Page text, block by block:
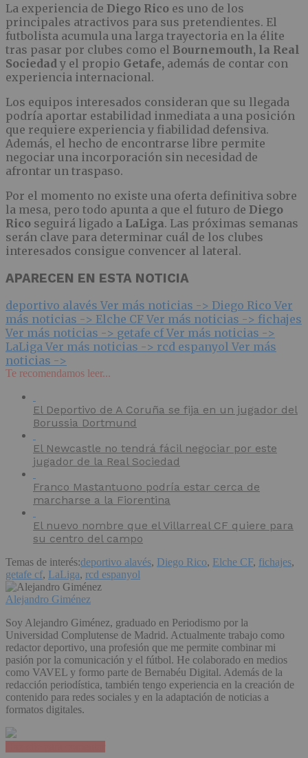
La experiencia de Diego Rico es uno de los
principales atractivos para sus pretendientes. El
futbolista acumula una larga trayectoria en la élite
tras pasar por clubes como el Bournemouth, la Real
Sociedad y el propio Getafe, además de contar con
experiencia internacional.
Los equipos interesados consideran que su llegada
podría aportar estabilidad inmediata a una posición
que requiere experiencia y fiabilidad defensiva.
Además, el hecho de encontrarse libre permite
negociar una incorporación sin necesidad de
afrontar un traspaso.
Por el momento no existe una oferta definitiva sobre
la mesa, pero todo apunta a que el futuro de Diego
Rico seguirá ligado a LaLiga. Las próximas semanas
serán clave para determinar cuál de los clubes
interesados consigue convencer al lateral.
APARECEN EN ESTA NOTICIA
deportivo alavés Ver más noticias -> Diego Rico Ver
más noticias -> Elche CF Ver más noticias -> fichajes
Ver más noticias -> getafe cfVer más noticias ->
LaLiga Ver más noticias -> rcd espanyol Ver más
noticias ->
Te recomendamos leer...
El Deportivo de A Coruña se fija en un jugador del
Borussia Dortmund
El Newcastle no tendrá fácil negociar por este
jugador de la Real Sociedad
Franco Mastantuono podría estar cerca de
marcharse a la Fiorentina
El nuevo nombre que el Villarreal CF quiere para
su centro del campo
Temas de interés:deportivo alavés, Diego Rico, Elche CF, fichajes,
getafe cf, LaLiga, rcd espanyol
Alejandro Giménez
Soy Alejandro Giménez, graduado en Periodismo por la
Universidad Complutense de Madrid. Actualmente trabajo como
redactor deportivo, una profesión que me permite combinar mi
pasión por la comunicación y el fútbol. He colaborado en medios
como VAVEL y formo parte de Bernabéu Digital. Además de la
redacción periodística, también tengo experiencia en la creación de
contenido para redes sociales y en la adaptación de noticias a
formatos digitales.